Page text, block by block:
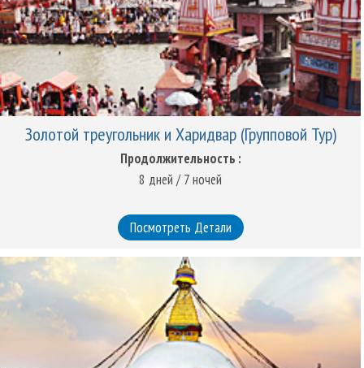
Золотой треугольник и Харидвар (Групповой Тур)
Продолжительность :
8 дней / 7 ночей
Посмотреть Детали